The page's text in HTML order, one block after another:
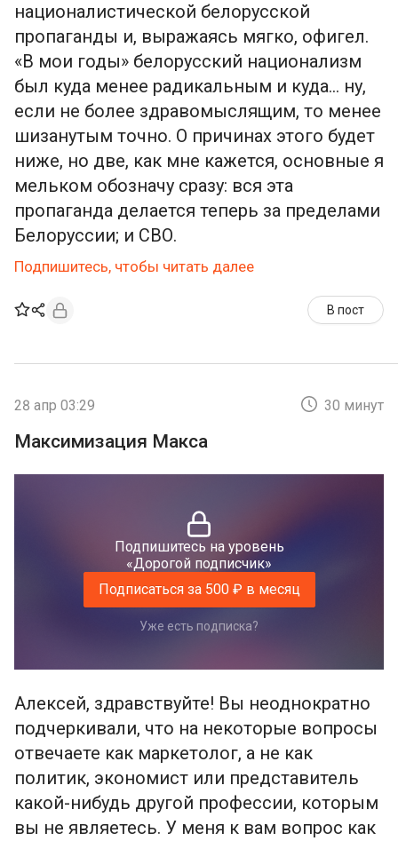
националистической белорусской
пропаганды и, выражаясь мягко, офигел.
«В мои годы» белорусский национализм
был куда менее радикальным и куда… ну,
если не более здравомыслящим, то менее
шизанутым точно. О причинах этого будет
ниже, но две, как мне кажется, основные я
мельком обозначу сразу: вся эта
пропаганда делается теперь за пределами
Белоруссии; и СВО.
Подпишитесь, чтобы читать далее
В пост
28 апр 03:29 30 минут
Максимизация Макса
Подпишитесь на уровень
«Дорогой подписчик»
Подписаться за 500 ₽ в месяц
Уже есть подписка?
Алексей, здравствуйте! Вы неоднократно
подчеркивали, что на некоторые вопросы
отвечаете как маркетолог, а не как
политик, экономист или представитель
какой-нибудь другой профессии, которым
вы не являетесь. У меня к вам вопрос как